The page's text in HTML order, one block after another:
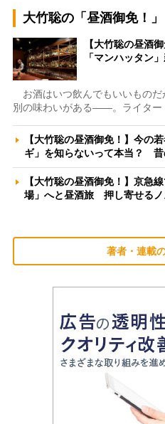
大竹聡の「昼酒御免！」
【大竹聡の昼酒
「マンハッタン
お酒はいつ飲んでもいいものだ
別の味わいがある――。ライター
【大竹聡の昼酒御免！】今の
ギ」を知らないって本当？
【大竹聡の昼酒御免！】京急
場」へと昼酒旅 押し寄せる
著者・連載